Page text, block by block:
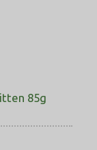
85g